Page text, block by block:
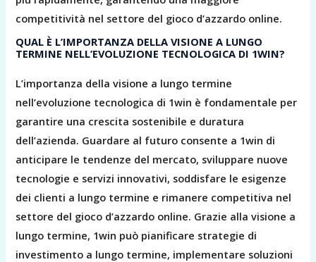
competitività nel settore del gioco d’azzardo online.
QUAL È L’IMPORTANZA DELLA VISIONE A LUNGO
TERMINE NELL’EVOLUZIONE TECNOLOGICA DI 1WIN?
L’importanza della visione a lungo termine
nell’evoluzione tecnologica di 1win è fondamentale per
garantire una crescita sostenibile e duratura
dell’azienda. Guardare al futuro consente a 1win di
anticipare le tendenze del mercato, sviluppare nuove
tecnologie e servizi innovativi, soddisfare le esigenze
dei clienti a lungo termine e rimanere competitiva nel
settore del gioco d’azzardo online. Grazie alla visione a
lungo termine, 1win può pianificare strategie di
investimento a lungo termine, implementare soluzioni